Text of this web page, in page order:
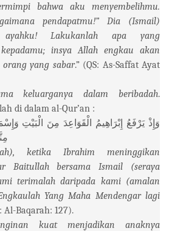
bahwa aku menyembelihmu.
pendapatmu!” Dia (Ismail)
ayahku! Lakukanlah apa yang
insya Allah engkau akan
yang sabar.” (QS: As-Saffat Ayat
keluarganya dalam beribadah.
di dalam al-Qur’an :
وَإِذْ يَرْفَعُ إِبْرَاهِيمُ الْقَوَاعِدَ مِنَ الْبَيْتِ
ketika Ibrahim meninggikan
Baitullah bersama Ismail (seraya
terimalah daripada kami (amalan
Yang Maha Mendengar lagi
Al-Baqarah: 127).
kuat menjadikan anaknya